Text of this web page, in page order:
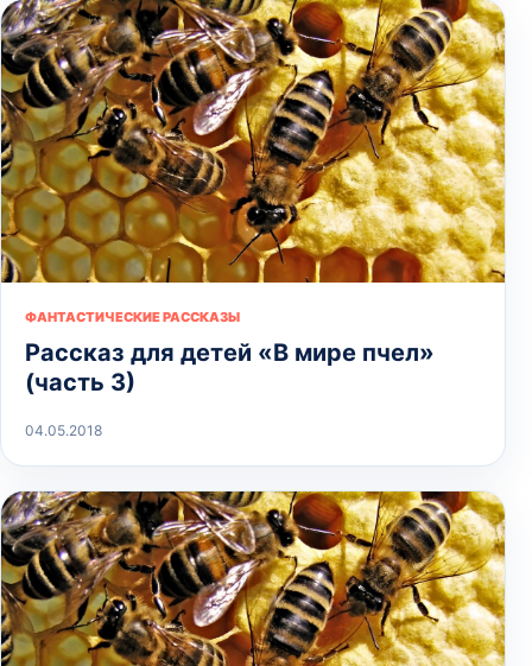
ФАНТАСТИЧЕСКИЕ РАССКАЗЫ
Рассказ для детей «В мире пчел»
(часть 3)
04.05.2018